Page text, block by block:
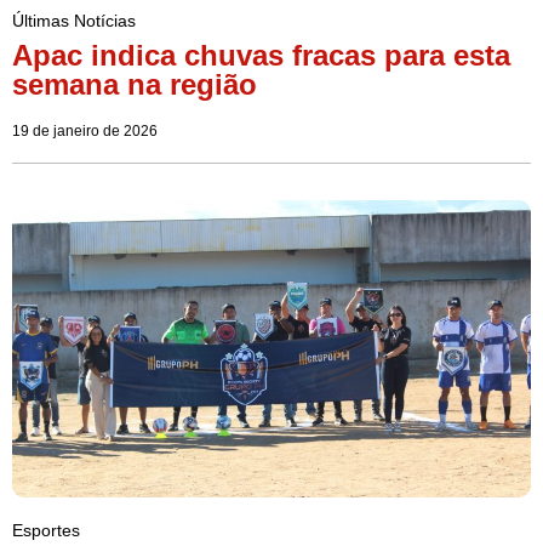
Últimas Notícias
Apac indica chuvas fracas para esta
semana na região
19 de janeiro de 2026
Esportes